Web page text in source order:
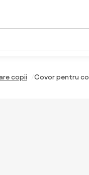
copii Covor pentru